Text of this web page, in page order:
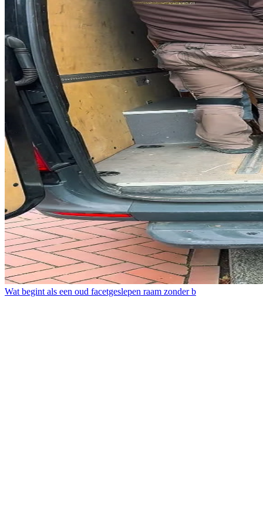
Wat begint als een oud facetgeslepen raam zonder b